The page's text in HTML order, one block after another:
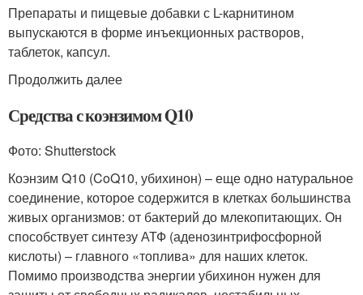
Препараты и пищевые добавки с L-карнитином
выпускаются в форме инъекционных растворов,
таблеток, капсул.
Продолжить далее
Средства с коэнзимом Q10
Фото: Shutterstock
Коэнзим Q10 (CoQ10, убихинон) – еще одно натуральное
соединение, которое содержится в клетках большинства
живых организмов: от бактерий до млекопитающих. Он
способствует синтезу АТФ (аденозинтрифосфорной
кислоты) – главного «топлива» для наших клеток.
Помимо производства энергии убихинон нужен для